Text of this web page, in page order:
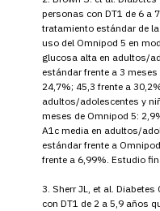
personas con DT1 de 6 a
tratamiento estándar de
uso del Omnipod 5 en
glucosa alta en adultos/
estándar frente a 3
24,7%; 45,3 frente a
adultos/adolescentes y
meses de Omnipod 5:
A1c media en adultos/
estándar frente a
frente a 6,99%. Estudio
3. Sherr JL, et al.
con DT1 de 2 a 5,9 años